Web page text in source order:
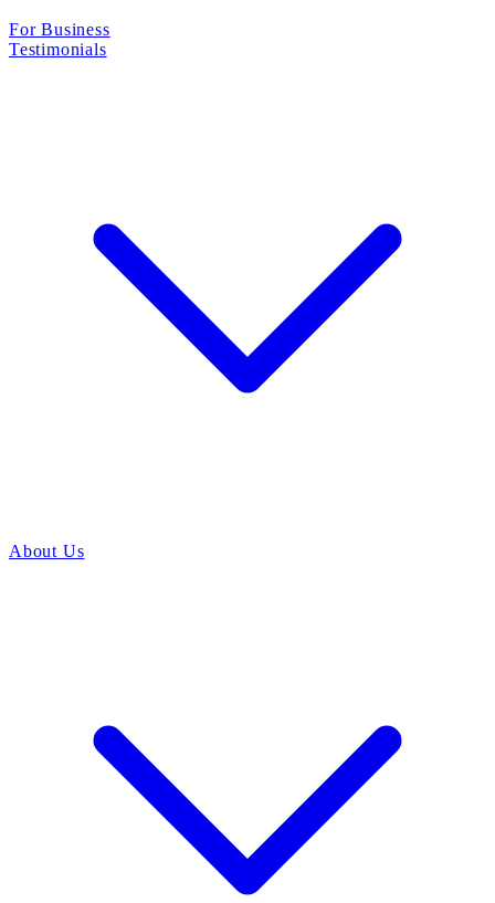
For Business
Testimonials
About Us